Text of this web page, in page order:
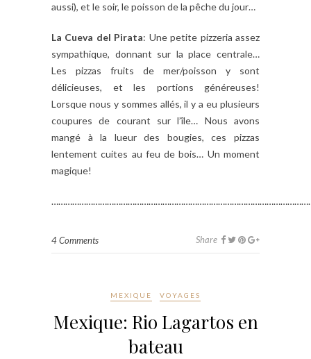
aussi), et le soir, le poisson de la pêche du jour…
La Cueva del Pirata: Une petite pizzeria assez
sympathique, donnant sur la place centrale…
Les pizzas fruits de mer/poisson y sont
délicieuses, et les portions généreuses!
Lorsque nous y sommes allés, il y a eu plusieurs
coupures de courant sur l’île… Nous avons
mangé à la lueur des bougies, ces pizzas
lentement cuites au feu de bois… Un moment
magique!
4 Comments Share
MEXIQUE VOYAGES
Mexique: Rio Lagartos en
bateau